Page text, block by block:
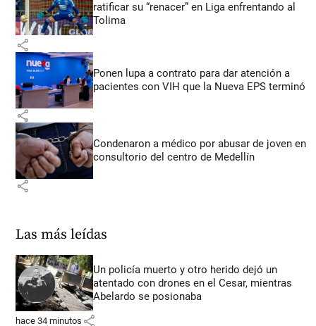
ratificar su “renacer” en Liga enfrentando al
Tolima
share
Ponen lupa a contrato para dar atención a
pacientes con VIH que la Nueva EPS terminó
share
Condenaron a médico por abusar de joven en
consultorio del centro de Medellín
share
Las más leídas
Un policía muerto y otro herido dejó un
atentado con drones en el Cesar, mientras
Abelardo se posionaba
hace 34 minutos share